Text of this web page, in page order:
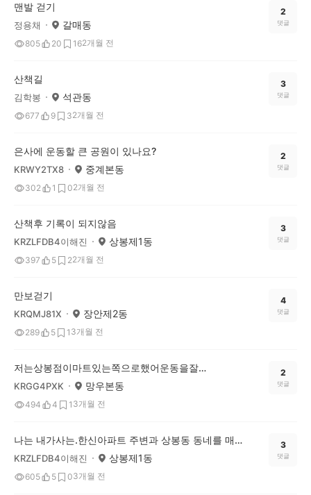
맨발 걷기
정용채 갈매동
805 20 162개월 전
2
댓글
산책길
김학봉 석관동
677 9 32개월 전
3
댓글
은사에 운동할 큰 공원이 있나요?
KRWY2TX8 중계본동
302 1 02개월 전
2
댓글
산책후 기록이 되지않음
KRZLFDB4이해진 상봉제1동
397 5 22개월 전
3
댓글
만보걷기
KRQMJ81X 장안제2동
289 5 1 3개월 전
4
댓글
저는상봉점이마트있는쪽으로했어운동을잘해요그리고카페에도자주잘가요~^^*
KRGG4PXK 망우본동
494 4 1 3개월 전
2
댓글
나는 내가사는.한신아파트 주변과 상봉동 동네를 매일6천보 이상 산책을 한다,심지어 상봉지하차도입구를 지나 우정아파트 또는 망우역 부근까지 돌고오는데 1만보를 넘게 걸을적도 있는데 그 덕인지 90세가 가까운나이에 별 탈없이 잘 지내는것이 이 산책덕분이 아닌가 한다.
KRZLFDB4이해진 상봉제1동
605 5 03개월 전
3
댓글